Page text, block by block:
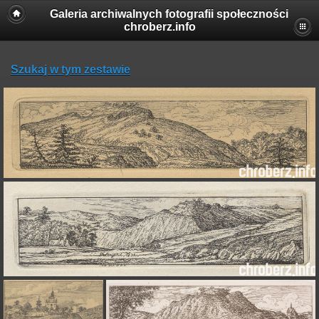
Galeria archiwalnych fotografii społeczności
chroberz.info
Szukaj w tym zestawie